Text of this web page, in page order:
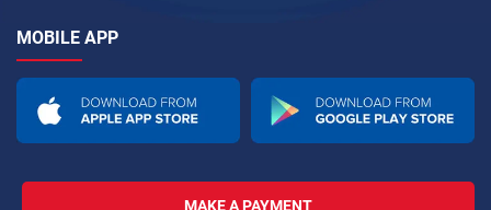
MOBILE APP
MAKE A PAYMENT